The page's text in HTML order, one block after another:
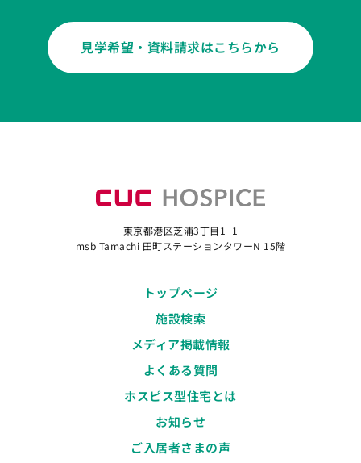
見学希望・資料請求はこちらから
東京都港区芝浦3丁目1−1
msb Tamachi 田町ステーションタワーN 15階
トップページ
施設検索
メディア掲載情報
よくある質問
ホスピス型住宅とは
お知らせ
ご入居者さまの声